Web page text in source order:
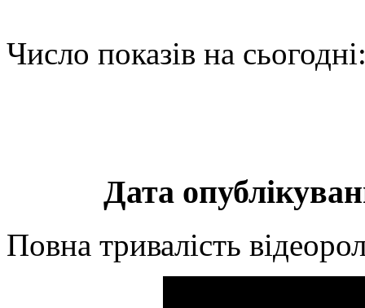
Число показів на
Дата
Повна тривалість